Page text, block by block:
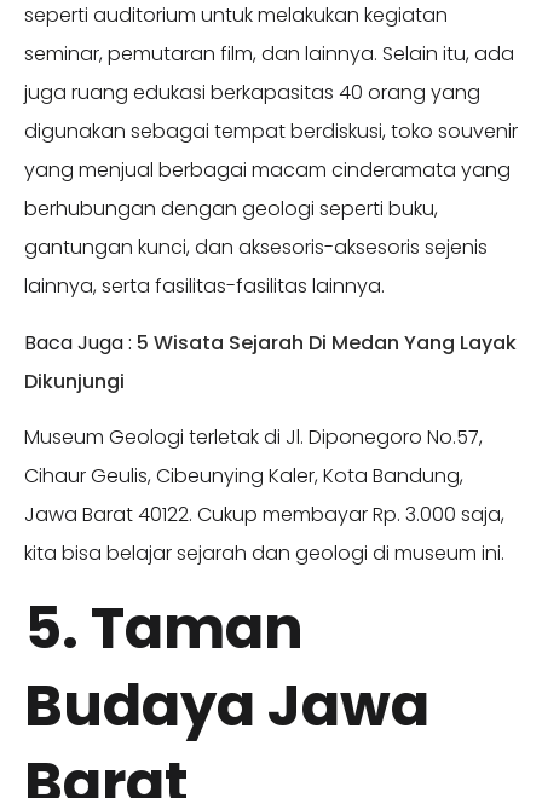
seperti auditorium untuk melakukan kegiatan
seminar, pemutaran film, dan lainnya. Selain itu, ada
juga ruang edukasi berkapasitas 40 orang yang
digunakan sebagai tempat berdiskusi, toko souvenir
yang menjual berbagai macam cinderamata yang
berhubungan dengan geologi seperti buku,
gantungan kunci, dan aksesoris-aksesoris sejenis
lainnya, serta fasilitas-fasilitas lainnya.
Baca Juga : 5 Wisata Sejarah Di Medan Yang Layak
Dikunjungi
Museum Geologi terletak di Jl. Diponegoro No.57,
Cihaur Geulis, Cibeunying Kaler, Kota Bandung,
Jawa Barat 40122. Cukup membayar Rp. 3.000 saja,
kita bisa belajar sejarah dan geologi di museum ini.
5. Taman
Budaya Jawa